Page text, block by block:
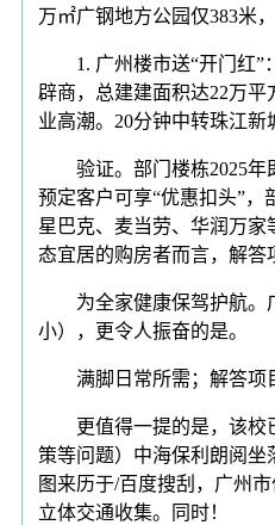
万㎡广钢地方公园仅383米，
1. 广州楼市送“开门红”：
辟商，总建建面积达22万
业高潮。20分钟中转珠江新
验证。部门楼栋2025年即
预定客户可享“优惠扣头”
星巴克、麦当劳、华润万家
态宜居的购房者而言，解答
为全家健康保驾护航。广
小），更令人振奋的是。
满脚日常所需；解答项目
更值得一提的是，该校已
策等问题）中海保利朗阅坐
图来历于/百度搜刮，广州
立体交通收集。同时！